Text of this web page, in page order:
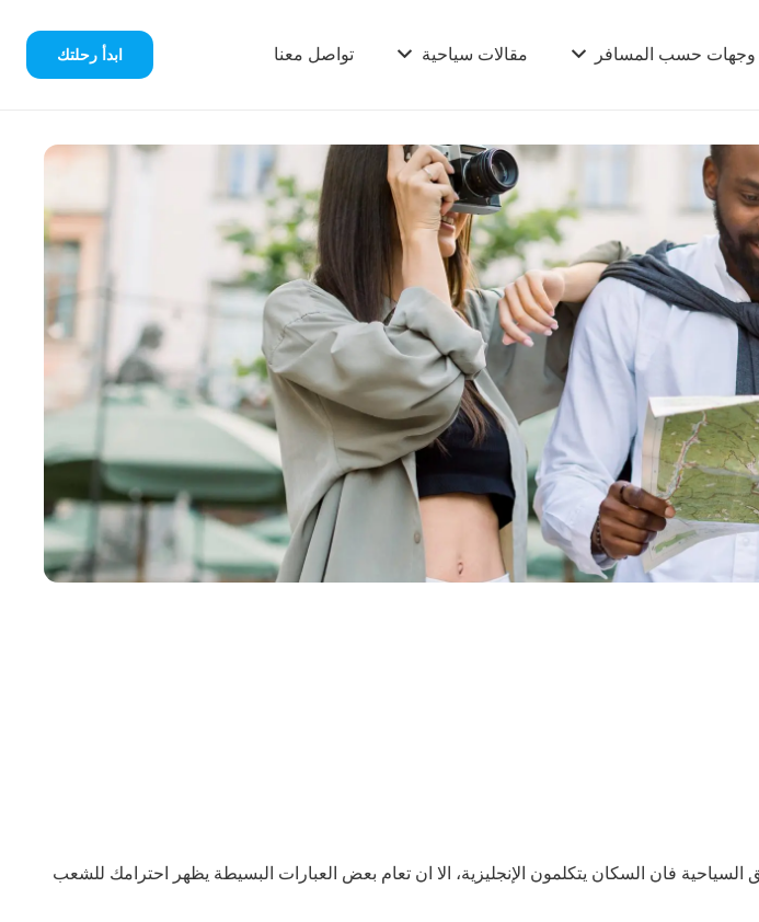
وجهات حسب المسافر مقالات سياحية تواصل معنا ابدأ رحلتك
فان السكان يتكلمون الإنجليزية، الا ان تعام بعض العبارات البسيطة يظهر احترامك للشعب